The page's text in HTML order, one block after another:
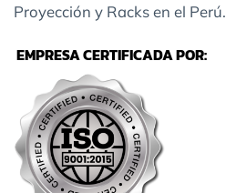
Proyección y Racks en el Perú.
EMPRESA CERTIFICADA POR: